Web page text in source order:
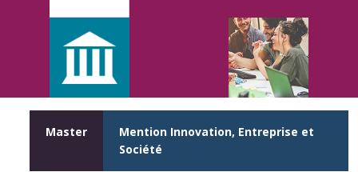
Master
Mention Innovation, Entreprise et
Société